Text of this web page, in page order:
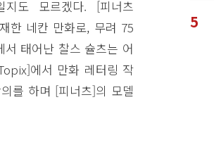
도 모르겠다. [피너츠
한 네칸 만화로, 무려 75
태어난 찰스 슐츠는 어
에서 만화 레터링 작
를 하며 [피너츠]의 모델
5